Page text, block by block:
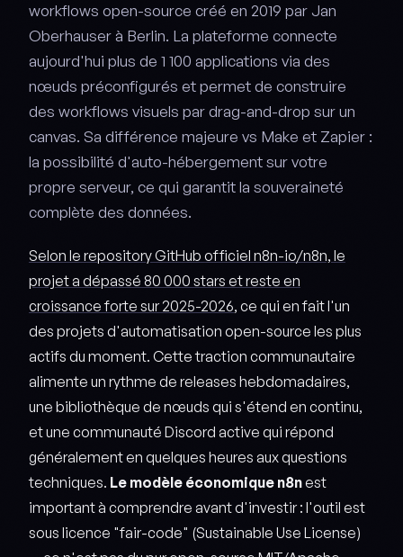
workflows open-source créé en 2019 par Jan
Oberhauser à Berlin. La plateforme connecte
aujourd'hui plus de 1 100 applications via des
nœuds préconfigurés et permet de construire
des workflows visuels par drag-and-drop sur un
canvas. Sa différence majeure vs Make et Zapier :
la possibilité d'auto-hébergement sur votre
propre serveur, ce qui garantit la souveraineté
complète des données.
Selon le repository GitHub officiel n8n-io/n8n, le
projet a dépassé 80 000 stars et reste en
croissance forte sur 2025-2026, ce qui en fait l'un
des projets d'automatisation open-source les plus
actifs du moment. Cette traction communautaire
alimente un rythme de releases hebdomadaires,
une bibliothèque de nœuds qui s'étend en continu,
et une communauté Discord active qui répond
généralement en quelques heures aux questions
techniques. Le modèle économique n8nest
important à comprendre avant d'investir : l'outil est
sous licence "fair-code" (Sustainable Use License)